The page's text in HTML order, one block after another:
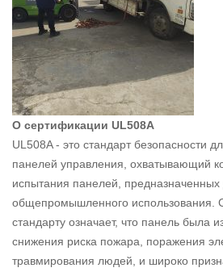
О сертификации UL508A
UL508A - это стандарт безопасности
панелей управления, охватывающий
испытания панелей, предназначенных
общепромышленного использования.
стандарту означает, что панель была
снижения риска пожара, поражения
травмирования людей, и широко